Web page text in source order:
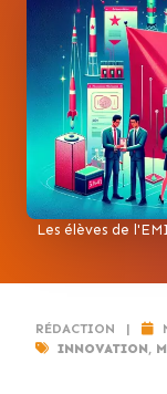
Les élèves de
RÉDACTION |
INNOVATION